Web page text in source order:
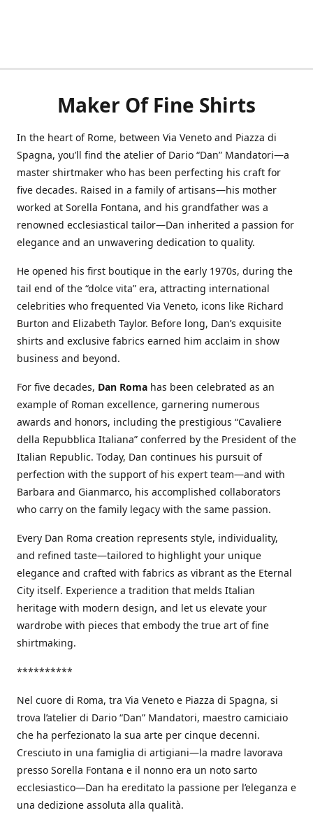
Maker Of Fine Shirts
In the heart of Rome, between Via Veneto and Piazza di
Spagna, you’ll find the atelier of Dario “Dan” Mandatori—a
master shirtmaker who has been perfecting his craft for
five decades. Raised in a family of artisans—his mother
worked at Sorella Fontana, and his grandfather was a
renowned ecclesiastical tailor—Dan inherited a passion for
elegance and an unwavering dedication to quality.
He opened his first boutique in the early 1970s, during the
tail end of the “dolce vita” era, attracting international
celebrities who frequented Via Veneto, icons like Richard
Burton and Elizabeth Taylor. Before long, Dan’s exquisite
shirts and exclusive fabrics earned him acclaim in show
business and beyond.
For five decades, Dan Roma has been celebrated as an
example of Roman excellence, garnering numerous
awards and honors, including the prestigious “Cavaliere
della Repubblica Italiana” conferred by the President of the
Italian Republic. Today, Dan continues his pursuit of
perfection with the support of his expert team—and with
Barbara and Gianmarco, his accomplished collaborators
who carry on the family legacy with the same passion.
Every Dan Roma creation represents style, individuality,
and refined taste—tailored to highlight your unique
elegance and crafted with fabrics as vibrant as the Eternal
City itself. Experience a tradition that melds Italian
heritage with modern design, and let us elevate your
wardrobe with pieces that embody the true art of fine
shirtmaking.
**********
Nel cuore di Roma, tra Via Veneto e Piazza di Spagna, si
trova l’atelier di Dario “Dan” Mandatori, maestro camiciaio
che ha perfezionato la sua arte per cinque decenni.
Cresciuto in una famiglia di artigiani—la madre lavorava
presso Sorella Fontana e il nonno era un noto sarto
ecclesiastico—Dan ha ereditato la passione per l’eleganza e
una dedizione assoluta alla qualità.